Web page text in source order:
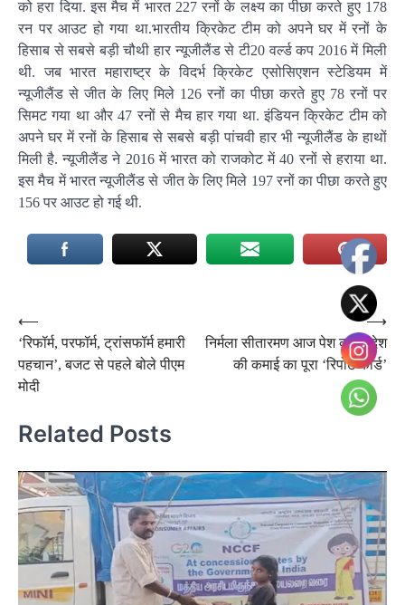
को हरा दिया. इस मैच में भारत 227 रनों के लक्ष्य का पीछा करते हुए 178
रन पर आउट हो गया था.भारतीय क्रिकेट टीम को अपने घर में रनों के
हिसाब से सबसे बड़ी चौथी हार न्यूजीलैंड से टी20 वर्ल्ड कप 2016 में मिली
थी. जब भारत महाराष्ट्र के विदर्भ क्रिकेट एसोसिएशन स्टेडियम में
न्यूजीलैंड से जीत के लिए मिले 126 रनों का पीछा करते हुए 78 रनों पर
सिमट गया था और 47 रनों से मैच हार गया था. इंडियन क्रिकेट टीम को
अपने घर में रनों के हिसाब से सबसे बड़ी पांचवी हार भी न्यूजीलैंड के हाथों
मिली है. न्यूजीलैंड ने 2016 में भारत को राजकोट में 40 रनों से हराया था.
इस मैच में भारत न्यूजीलैंड से जीत के लिए मिले 197 रनों का पीछा करते हुए
156 पर आउट हो गई थी.
Post
navigation
⟵
‘रिफॉर्म, परफॉर्म, ट्रांसफॉर्म हमारी
पहचान’, बजट से पहले बोले पीएम
मोदी
निर्मला सीतारमण आज पेश करेंगी देश
की कमाई का पूरा ‘रिपोर्ट कार्ड’
⟶
Related Posts